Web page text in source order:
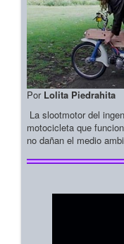
Por Lolita Piedrahita
La slootmotor del
motocicleta que
no dañan el medio